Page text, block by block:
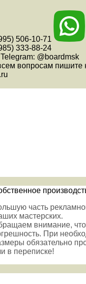
506-10-71
333-88-24
@boardmsk
вопросам пишите
часть
мастерских.
внимание,
При
обязательно
в переписке!